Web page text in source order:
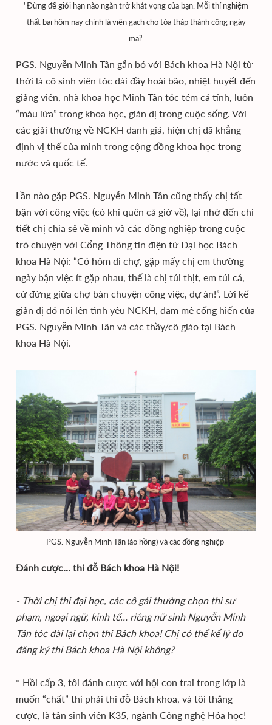
"Đừng để giới hạn nào ngăn trở khát vọng của bạn. Mỗi thí nghiệm
thất bại hôm nay chính là viên gạch cho tòa tháp thành công ngày
mai"
PGS. Nguyễn Minh Tân gắn bó với Bách khoa Hà Nội từ
thời là cô sinh viên tóc dài đầy hoài bão, nhiệt huyết đến
giảng viên, nhà khoa học Minh Tân tóc tém cá tính, luôn
“máu lửa” trong khoa học, giản dị trong cuộc sống. Với
các giải thưởng về NCKH danh giá, hiện chị đã khẳng
định vị thế của mình trong cộng đồng khoa học trong
nước và quốc tế.
Lần nào gặp PGS. Nguyễn Minh Tân cũng thấy chị tất
bận với công việc (có khi quên cả giờ về), lại nhớ đến chi
tiết chị chia sẻ về mình và các đồng nghiệp trong cuộc
trò chuyện với Cổng Thông tin điện tử Đại học Bách
khoa Hà Nội: “Có hôm đi chợ, gặp mấy chị em thường
ngày bận việc ít gặp nhau, thế là chị túi thịt, em túi cá,
cứ đứng giữa chợ bàn chuyện công việc, dự án!”. Lời kể
giản dị đó nói lên tình yêu NCKH, đam mê cống hiến của
PGS. Nguyễn Minh Tân và các thầy/cô giáo tại Bách
khoa Hà Nội.
PGS. Nguyễn Minh Tân (áo hồng) và các đồng nghiệp
Đánh cược… thi đỗ Bách khoa Hà Nội!
- Thời chị thi đại học, các cô gái thường chọn thi sư
phạm, ngoại ngữ, kinh tế… riêng nữ sinh Nguyễn Minh
Tân tóc dài lại chọn thi Bách khoa! Chị có thể kể lý do
đăng ký thi Bách khoa Hà Nội không?
* Hồi cấp 3, tôi đánh cược với hội con trai trong lớp là
muốn “chất” thì phải thi đỗ Bách khoa, và tôi thắng
cược, là tân sinh viên K35, ngành Công nghệ Hóa học!